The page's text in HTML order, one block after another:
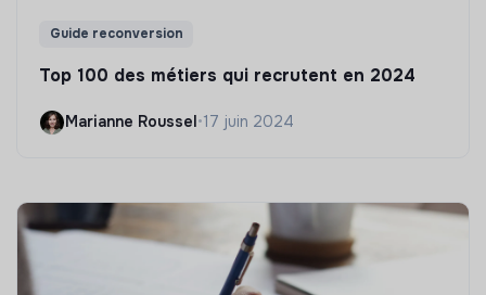
Guide reconversion
Top 100 des métiers qui recrutent en 2024
Marianne Roussel•17 juin 2024